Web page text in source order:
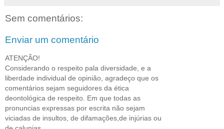
Sem comentários:
Enviar um comentário
ATENÇÃO!
Considerando o respeito pala diversidade, e a
liberdade individual de opinião, agradeço que os
comentários sejam seguidores da ética
deontológica de respeito. Em que todas as
pronuncias expressas por escrita não sejam
viciadas de insultos, de difamações,de injúrias ou